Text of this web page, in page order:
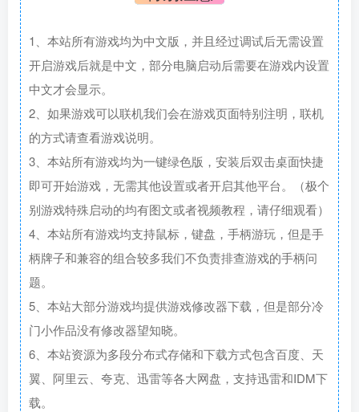
1、本站所有游戏均为中文版，并且经过调试后无需设置
开启游戏后就是中文，部分电脑启动后需要在游戏内设置
中文才会显示。
2、如果游戏可以联机我们会在游戏页面特别注明，联机
的方式请查看游戏说明。
3、本站所有游戏均为一键绿色版，安装后双击桌面快捷
即可开始游戏，无需其他设置或者开启其他平台。（极个
别游戏特殊启动的均有图文或者视频教程，请仔细观看）
4、本站所有游戏均支持鼠标，键盘，手柄游玩，但是手
柄牌子和兼容的组合较多我们不负责排查游戏的手柄问
题。
5、本站大部分游戏均提供游戏修改器下载，但是部分冷
门小作品没有修改器望知晓。
6、本站资源为多段分布式存储和下载方式包含百度、天
翼、阿里云、夸克、迅雷等各大网盘，支持迅雷和IDM下
载。